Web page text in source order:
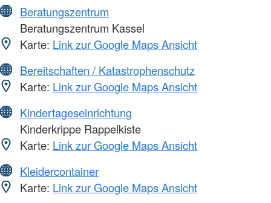
Beratungszentrum
Beratungszentrum Kassel
Karte: Link zur Google Maps Ansicht
Bereitschaften / Katastrophenschutz
Karte: Link zur Google Maps Ansicht
Kindertageseinrichtung
Kinderkrippe Rappelkiste
Karte: Link zur Google Maps Ansicht
Kleidercontainer
Karte: Link zur Google Maps Ansicht